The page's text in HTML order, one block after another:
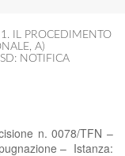
1. IL PROCEDIMENTO
, A)
NOTIFICA
n. 0078/TFN –
– Istanza: